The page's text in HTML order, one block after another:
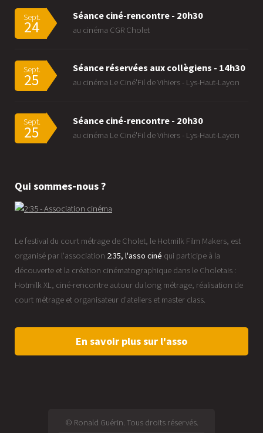
Sept.
24
Séance ciné-rencontre - 20h30
au cinéma CGR Cholet
Sept.
25
Séance réservées aux collègiens - 14h30
au cinéma Le Ciné'Fil de Vihiers - Lys-Haut-Layon
Sept.
25
Séance ciné-rencontre - 20h30
au cinéma Le Ciné'Fil de Vihiers - Lys-Haut-Layon
Qui sommes-nous ?
Le festival du court métrage de Cholet, le Hotmilk Film Makers, est
organisé par l'association 2:35, l'asso ciné qui participe à la
découverte et la création cinématographique dans le Choletais :
Hotmilk XL, ciné-rencontre autour du long métrage, réalisation de
court métrage et organisateur d'ateliers et master class.
En savoir plus sur l'asso
© Ronald Guérin. Tous droits réservés.